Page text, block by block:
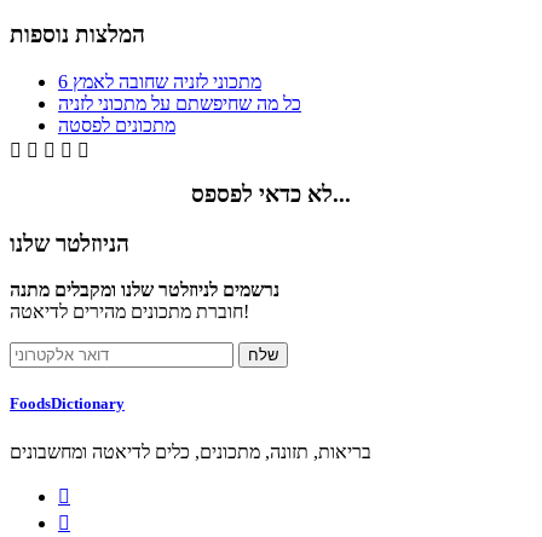
המלצות נוספות
6 מתכוני לזניה שחובה לאמץ
כל מה שחיפשתם על מתכוני לזניה
מתכונים לפסטה
    
לא כדאי לפספס...
הניוזלטר שלנו
נרשמים לניוזלטר שלנו ומקבלים מתנה
חוברת מתכונים מהירים לדיאטה!
FoodsDictionary
בריאות, תזונה, מתכונים, כלים לדיאטה ומחשבונים

